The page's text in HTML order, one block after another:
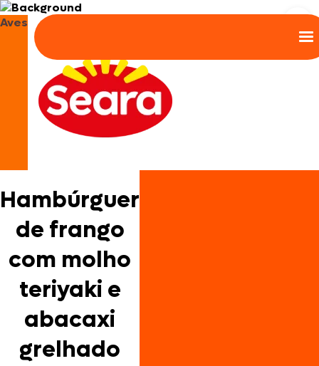
Aves
Hambúrguer
de frango
com molho
teriyaki e
abacaxi
grelhado